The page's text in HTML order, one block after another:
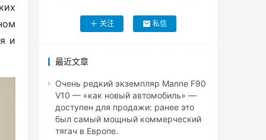
и
关注 私信
最近文章
Очень редкий экземпляр Manne F90
V10 — «как новый автомобиль» —
доступен для продажи: ранее это
был самый мощный коммерческий
тягач в Европе.